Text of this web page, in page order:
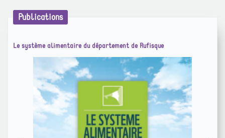
Publications
Le système alimentaire du département de Rufisque